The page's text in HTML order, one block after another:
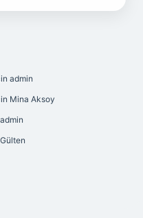
admin
Mina Aksoy
admin
Gülten